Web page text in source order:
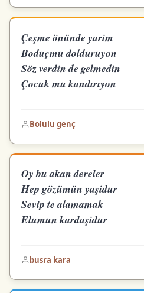
Çeşme önünde yarim
Boduçmu dolduruyon
Söz verdin de gelmedin
Çocuk mu kandırıyon
Bolulu genç
Oy bu akan dereler
Hep gözümün yaşidur
Sevip te alamamak
Elumun kardaşidur
busra kara